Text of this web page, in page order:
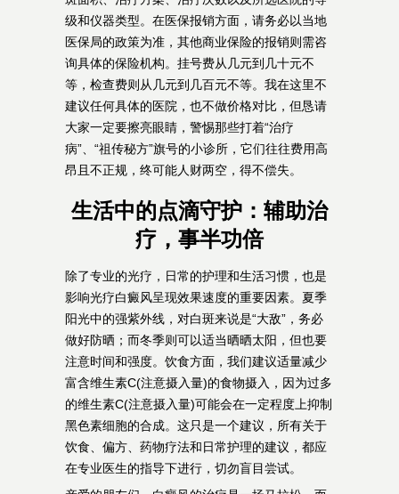
级和仪器类型。在医保报销方面，请务必以当地
医保局的政策为准，其他商业保险的报销则需咨
询具体的保险机构。挂号费从几元到几十元不
等，检查费则从几元到几百元不等。我在这里不
建议任何具体的医院，也不做价格对比，但恳请
大家一定要擦亮眼睛，警惕那些打着“治疗
病”、“祖传秘方”旗号的小诊所，它们往往费用高
昂且不正规，终可能人财两空，得不偿失。
生活中的点滴守护：辅助治
疗，事半功倍
除了专业的光疗，日常的护理和生活习惯，也是
影响光疗白癜风呈现效果速度的重要因素。夏季
阳光中的强紫外线，对白斑来说是“大敌”，务必
做好防晒；而冬季则可以适当晒晒太阳，但也要
注意时间和强度。饮食方面，我们建议适量减少
富含维生素C(注意摄入量)的食物摄入，因为过多
的维生素C(注意摄入量)可能会在一定程度上抑制
黑色素细胞的合成。这只是一个建议，所有关于
饮食、偏方、药物疗法和日常护理的建议，都应
在专业医生的指导下进行，切勿盲目尝试。